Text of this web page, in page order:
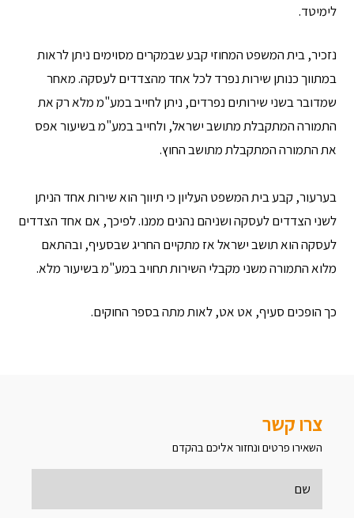
לימיטד.
נזכיר, בית המשפט המחוזי קבע שבמקרים מסוימים ניתן לראות
במתווך כנותן שירות נפרד לכל אחד מהצדדים לעסקה. מאחר
שמדובר בשני שירותים נפרדים, ניתן לחייב במע"מ מלא רק את
התמורה המתקבלת מתושב ישראל, ולחייב במע"מ בשיעור אפס
את התמורה המתקבלת מתושב החוץ.
בערעור, קבע בית המשפט העליון כי תיווך הוא שירות אחד הניתן
לשני הצדדים לעסקה ושניהם נהנים ממנו. לפיכך, אם אחד הצדדים
לעסקה הוא תושב ישראל אז מתקיים החריג שבסעיף, ובהתאם
מלוא התמורה משני מקבלי השירות תחויב במע"מ בשיעור מלא.
כך הופכים סעיף, אט אט, לאות מתה בספר החוקים.
צרו קשר
השאירו פרטים ונחזור אליכם בהקדם